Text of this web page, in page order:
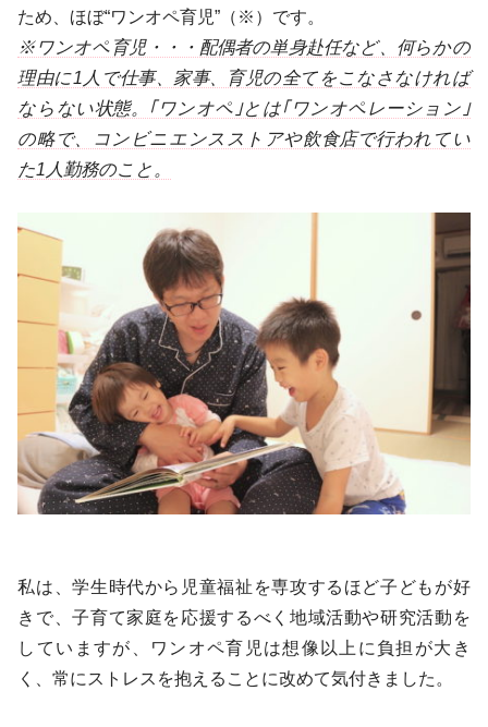
ため、ほぼ“ワンオペ育児”（※）です。
※ワンオペ育児・・・配偶者の単身赴任など、何らかの
理由に1人で仕事、家事、育児の全てをこなさなければ
ならない状態。｢ワンオペ｣とは｢ワンオペレーション｣
の略で、コンビニエンスストアや飲食店で行われてい
た1人勤務のこと。
私は、学生時代から児童福祉を専攻するほど子どもが好
きで、子育て家庭を応援するべく地域活動や研究活動を
していますが、ワンオペ育児は想像以上に負担が大き
く、常にストレスを抱えることに改めて気付きました。